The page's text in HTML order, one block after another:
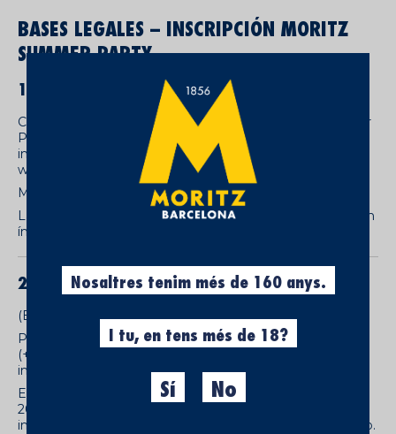
BASES LEGALES – INSCRIPCIÓN MORITZ
SUMMER PARTY
1.- ORGANIZACIÓN DEL EVENTO
Cervezas Moritz, S.A. organiza el evento “Moritz Summer
Party”, dirigido a personas mayores de 18 años que se
inscriban a través del formulario habilitado en la página
web:
Moritz Summer Party
La inscripción al evento es gratuita e implica la aceptación
íntegra de las presentes bases legales.
2.- MECÁNICA DE INSCRIPCIÓN
(Evento exclusivo para mayores de 18 años)
Podrá inscribirse cualquier persona física mayor de edad
(+18 años) que complete correctamente el formulario de
inscripción disponible en el site anteriormente indicado.
El periodo de inscripción comenzará el día 11 de mayo de
2026 y finalizará el día 18 de junio de 2026, ambos
inclusive, o hasta completar el aforo disponible del evento.
Nosaltres tenim més de 160 anys.
I tu, en tens més de 18?
Sí No